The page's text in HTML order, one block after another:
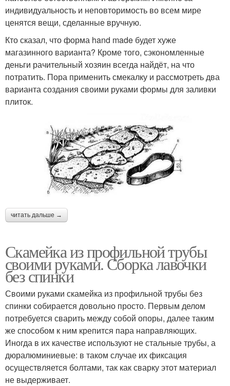
индивидуальность и неповторимость во всем мире
ценятся вещи, сделанные вручную.
Кто сказал, что форма hand made будет хуже
магазинного варианта? Кроме того, сэкономленные
деньги рачительный хозяин всегда найдёт, на что
потратить. Пора применить смекалку и рассмотреть два
варианта создания своими руками формы для заливки
плиток.
читать дальше →
Скамейка из профильной трубы
своими руками. Сборка лавочки
без спинки
Своими руками скамейка из профильной трубы без
спинки собирается довольно просто. Первым делом
потребуется сварить между собой опоры, далее таким
же способом к ним крепится пара направляющих.
Иногда в их качестве используют не стальные трубы, а
дюралюминиевые: в таком случае их фиксация
осуществляется болтами, так как сварку этот материал
не выдерживает.